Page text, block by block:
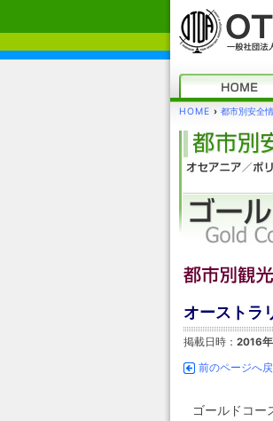
HOME › 都市別安全
オーストラ
掲載日時： 2016
前のページへ
ゴールドコー